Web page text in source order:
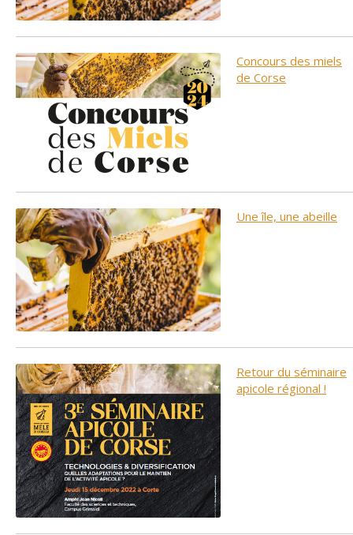
Concours des miels
de Corse
Une île, une abeille
Retour du séminaire
apicole régional !